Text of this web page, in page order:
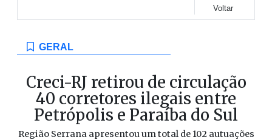
Voltar
GERAL
Creci-RJ retirou de circulação
40 corretores ilegais entre
Petrópolis e Paraíba do Sul
Região Serrana apresentou um total de 102 autuações